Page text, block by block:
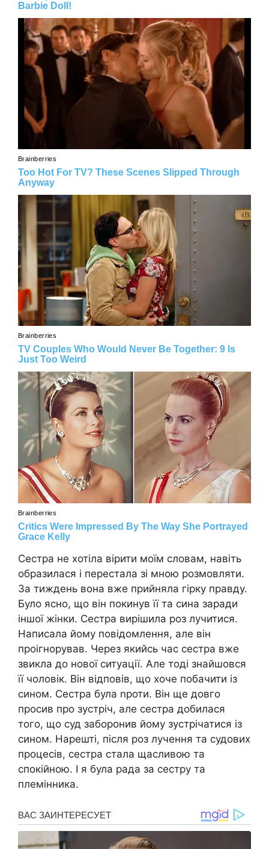
Сестра не хотіла вірити моїм словам, навіть
образилася і перестала зі мною розмовляти.
За тиждень вона вже прийняла гірку правду.
Було ясно, що він покинув її та сина заради
іншої жінки. Сестра вирішила роз лучитися.
Написала йому повідомлення, але він
проігнорував. Через якийсь час сестра вже
звикла до нової ситуації. Але тоді знайшовся
її чоловік. Він відповів, що хоче побачити із
сином. Сестра була nроти. Він ще довго
просив про зустріч, але сестра добилася
того, що суд заборонив йому зустрічатися із
сином. Нарешті, після роз лучення та судових
процесів, сестра стала щасливою та
спокійною. І я була рада за сестру та
племінника.